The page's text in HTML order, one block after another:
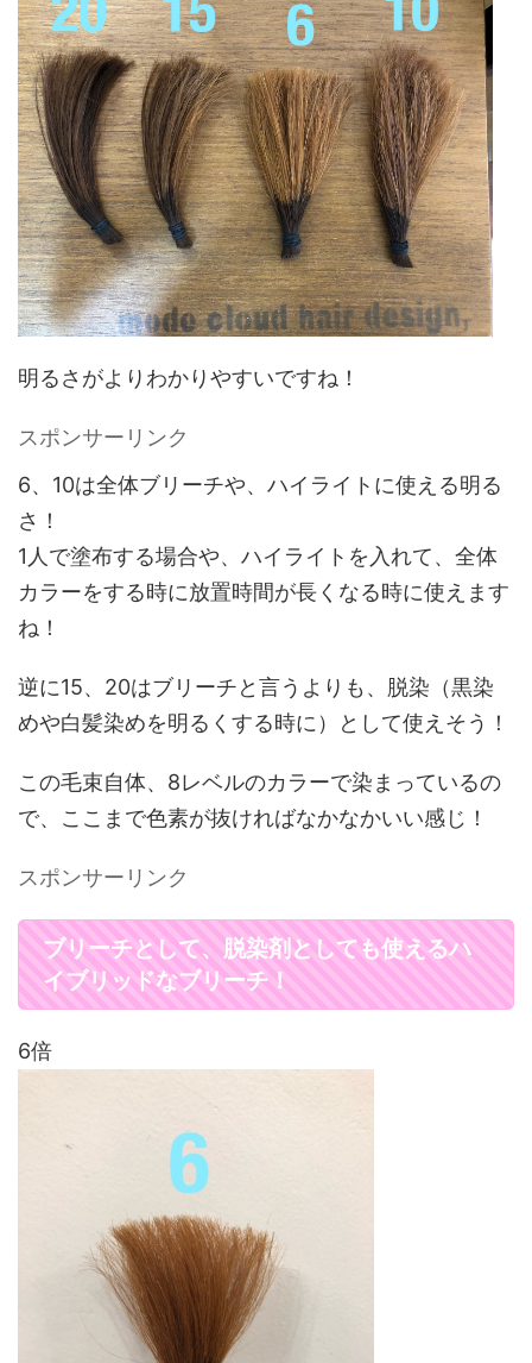
明るさがよりわかりやすいですね！
スポンサーリンク
6、10は全体ブリーチや、ハイライトに使える明る
さ！
1人で塗布する場合や、ハイライトを入れて、全体
カラーをする時に放置時間が長くなる時に使えます
ね！
逆に15、20はブリーチと言うよりも、脱染（黒染
めや白髪染めを明るくする時に）として使えそう！
この毛束自体、8レベルのカラーで染まっているの
で、ここまで色素が抜ければなかなかいい感じ！
スポンサーリンク
ブリーチとして、脱染剤としても使えるハ
イブリッドなブリーチ！
6倍